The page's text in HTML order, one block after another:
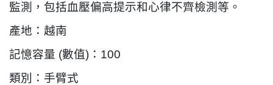
監測，包括血壓偏高提示和心律不齊檢測等。
產地：越南
記憶容量 (數值)：100
類別：手臂式